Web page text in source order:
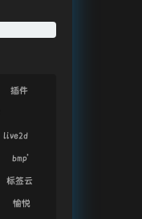
插件
live2d
bmp'
标签云
愉悦